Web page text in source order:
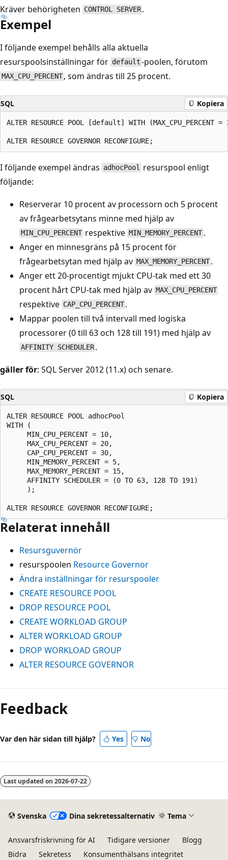
Kräver behörigheten CONTROL SERVER .
Exempel
I följande exempel behålls alla aktuella
resurspoolsinställningar för default -poolen, förutom
MAX_CPU_PERCENT , som ändras till 25 procent.
SQL Kopiera
ALTER RESOURCE POOL [default] WITH (MAX_CPU_PERCENT
I följande exempel ändras adhocPool resurspool enligt
följande:
Reserverar 10 procent av processorn och 5 procent
av frågearbetsytans minne med hjälp av
MIN_CPU_PERCENT respektive MIN_MEMORY_PERCENT .
Anger en minnesgräns på 15 procent för
frågearbetsytan med hjälp av MAX_MEMORY_PERCENT .
Anger ett 20-procentigt mjukt CPU-tak med ett 30
procent hårt CPU-tak med hjälp av MAX_CPU_PERCENT
respektive CAP_CPU_PERCENT .
Mappar poolen till två intervall med logiska
processorer (0 till 63 och 128 till 191) med hjälp av
AFFINITY SCHEDULER .
gäller för: SQL Server 2012 (11.x) och senare.
SQL Kopiera
ALTER RESOURCE POOL adhocPool
WITH (
     MIN_CPU_PERCENT = 10,
     MAX_CPU_PERCENT = 20,
     CAP_CPU_PERCENT = 30,
     MIN_MEMORY_PERCENT = 5,
     MAX_MEMORY_PERCENT = 15,
     AFFINITY SCHEDULER = (0 TO 63, 128 TO 191)
     );
Relaterat innehåll
Resursguvernör
resurspoolen Resource Governor
Ändra inställningar för resurspooler
CREATE RESOURCE POOL
DROP RESOURCE POOL
CREATE WORKLOAD GROUP
ALTER WORKLOAD GROUP
DROP WORKLOAD GROUP
ALTER RESOURCE GOVERNOR
Feedback
Var den här sidan till hjälp? Yes No
Last updated on 2026-07-22
Svenska Dina sekretessalternativ Tema
Ansvarsfriskrivning för AI Tidigare versioner
Blogg
Bidra
Sekretess Konsumenthälsans integritet